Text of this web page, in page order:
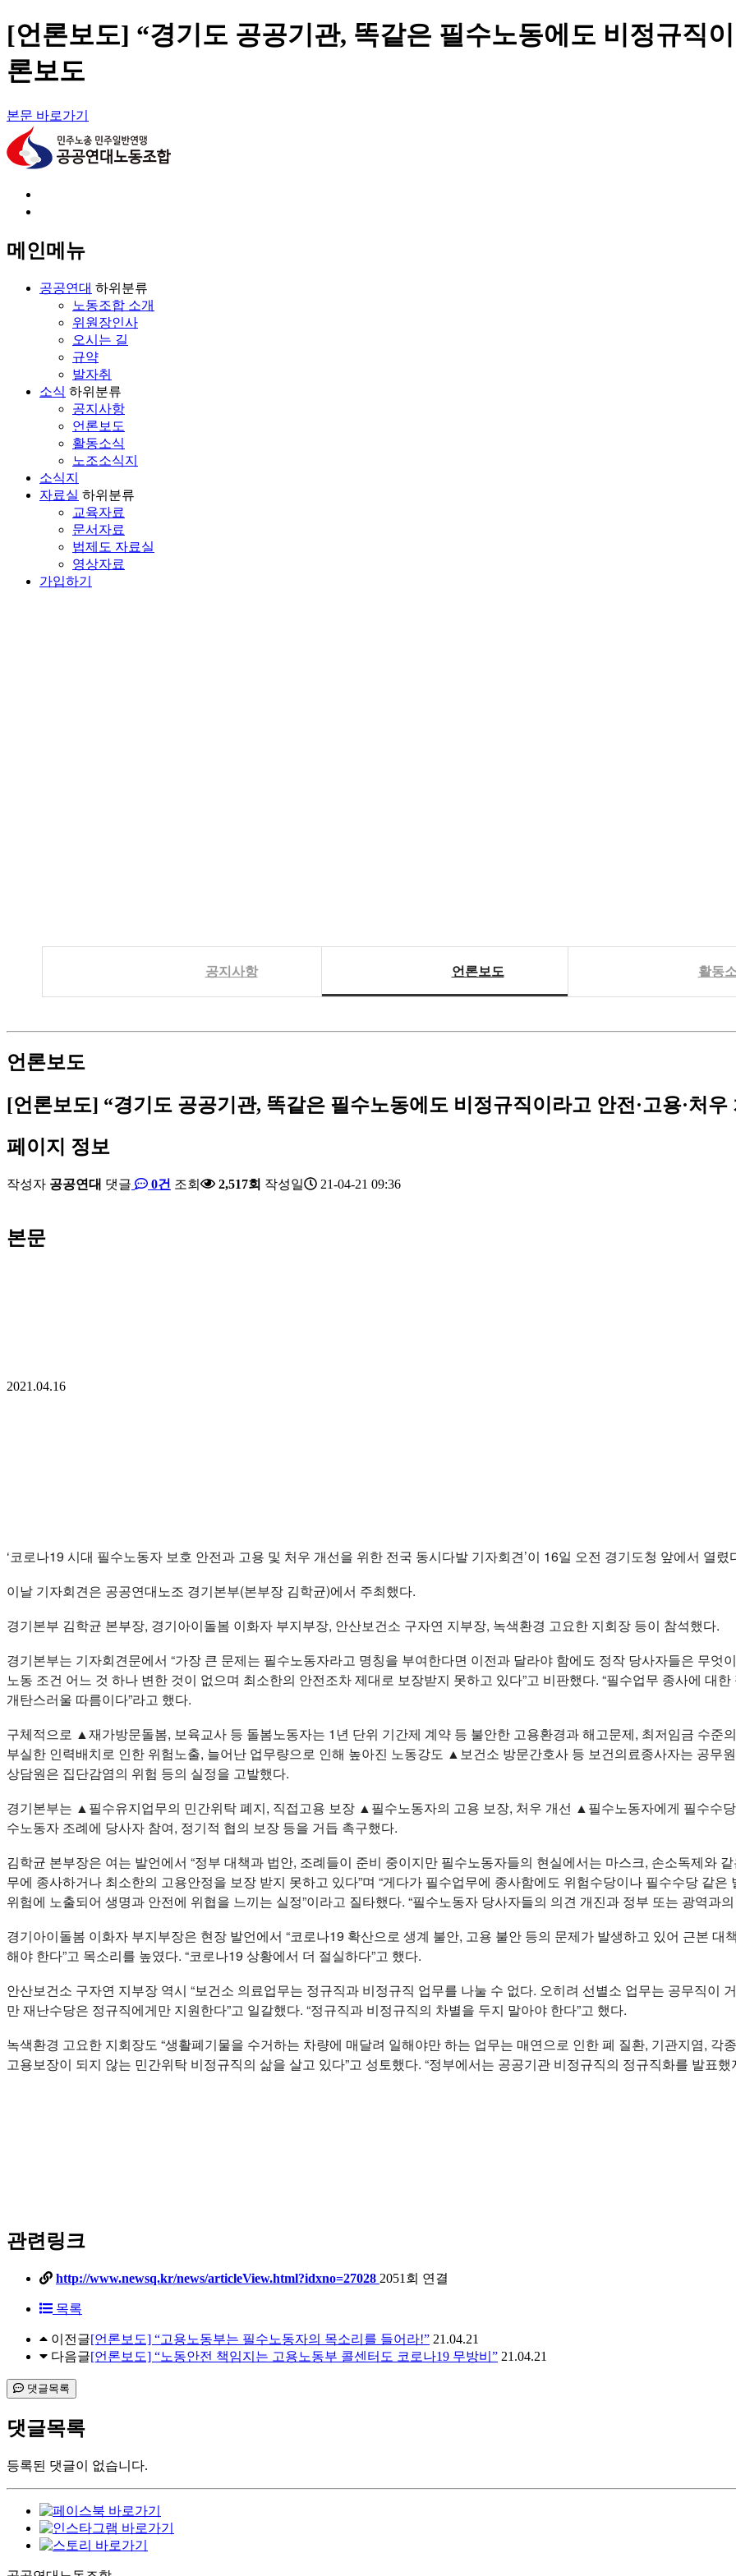
[언론보도] “경기도 공공기관, 똑같은 필수노동에도 비정규직
론보도
본문 바로가기
메인메뉴
공공연대 하위분류
노동조합 소개
위원장인사
오시는 길
규약
발자취
소식 하위분류
공지사항
언론보도
활동소식
노조소식지
소식지
자료실 하위분류
교육자료
문서자료
법제도 자료실
영상자료
가입하기
공지사항 언론보도 활동
언론보도
[언론보도] “경기도 공공기관, 똑같은 필수노동에도 비정규직이라고 안전·고용·처우
페이지 정보
작성자 공공연대 댓글 0건 조회 2,517회 작성일 21-04-21 09:36
본문
2021.04.16
‘코로나19 시대 필수노동자 보호 안전과 고용 및 처우 개선을 위한 전국 동시다발 기자회견’이 16일 오전 경기도청 앞에서 열렸
이날 기자회견은 공공연대노조 경기본부(본부장 김학균)에서 주최했다.
경기본부 김학균 본부장, 경기아이돌봄 이화자 부지부장, 안산보건소 구자연 지부장, 녹색환경 고요한 지회장 등이 참석했다.
경기본부는 기자회견문에서 “가장 큰 문제는 필수노동자라고 명칭을 부여한다면 이전과 달라야 함에도 정작 당사자들은 무엇
노동 조건 어느 것 하나 변한 것이 없으며 최소한의 안전조차 제대로 보장받지 못하고 있다”고 비판했다. “필수업무 종사에 대
개탄스러울 따름이다”라고 했다.
구체적으로 ▲재가방문돌봄, 보육교사 등 돌봄노동자는 1년 단위 기간제 계약 등 불안한 고용환경과 해고문제, 최저임금 수
부실한 인력배치로 인한 위험노출, 늘어난 업무량으로 인해 높아진 노동강도 ▲보건소 방문간호사 등 보건의료종사자는 공
상담원은 집단감염의 위험 등의 실정을 고발했다.
경기본부는 ▲필수유지업무의 민간위탁 폐지, 직접고용 보장 ▲필수노동자의 고용 보장, 처우 개선 ▲필수노동자에게 필수
수노동자 조례에 당사자 참여, 정기적 협의 보장 등을 거듭 촉구했다.
김학균 본부장은 여는 발언에서 “정부 대책과 법안, 조례들이 준비 중이지만 필수노동자들의 현실에서는 마스크, 손소독제와
무에 종사하거나 최소한의 고용안정을 보장 받지 못하고 있다”며 “게다가 필수업무에 종사함에도 위험수당이나 필수수당 같
위험에 노출되어 생명과 안전에 위협을 느끼는 실정”이라고 질타했다. “필수노동자 당사자들의 의견 개진과 정부 또는 광역과
경기아이돌봄 이화자 부지부장은 현장 발언에서 “코로나19 확산으로 생계 불안, 고용 불안 등의 문제가 발생하고 있어 근본 대
해야 한다”고 목소리를 높였다. “코로나19 상황에서 더 절실하다”고 했다.
안산보건소 구자연 지부장 역시 “보건소 의료업무는 정규직과 비정규직 업무를 나눌 수 없다. 오히려 선별소 업무는 공무직이
만 재난수당은 정규직에게만 지원한다”고 일갈했다. “정규직과 비정규직의 차별을 두지 말아야 한다”고 했다.
녹색환경 고요한 지회장도 “생활폐기물을 수거하는 차량에 매달려 일해야만 하는 업무는 매연으로 인한 폐 질환, 기관지염, 각
고용보장이 되지 않는 민간위탁 비정규직의 삶을 살고 있다”고 성토했다. “정부에서는 공공기관 비정규직의 정규직화를 발표
관련링크
http://www.newsq.kr/news/articleView.html?idxno=27028 2051회 연결
목록
이전글[언론보도] “고용노동부는 필수노동자의 목소리를 들어라!” 21.04.21
다음글[언론보도] “노동안전 책임지는 고용노동부 콜센터도 코로나19 무방비” 21.04.21
댓글목록
댓글목록
등록된 댓글이 없습니다.